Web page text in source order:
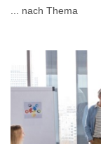
... nach Thema